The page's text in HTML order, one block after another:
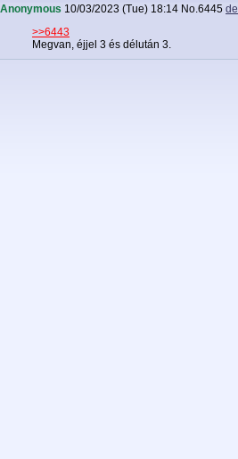
Anonymous 10/03/2023 (Tue) 18:14 No.6445 del
>>6443
Megvan, éjjel 3 és délután 3.